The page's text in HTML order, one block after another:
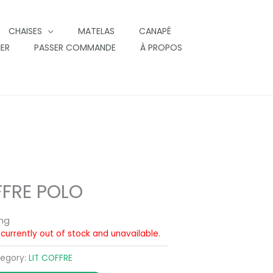
CHAISES MATELAS
CANAPÉ
PASSER COMMANDE
À PROPOS
POLO
out of stock and unavailable.
LIT COFFRE